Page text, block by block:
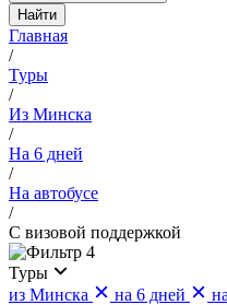
Найти
Главная
/
Туры
/
Из Минска
/
На 6 дней
/
На автобусе
/
С визовой поддержкой
4
Туры
из Минска
на 6 дней